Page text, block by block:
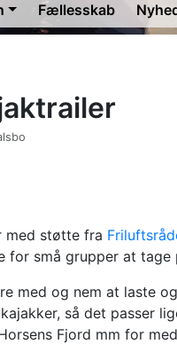
Fællesskab
med støtte fra
for små grupper at
med og nem at laste
så det passer
Fjord mm for